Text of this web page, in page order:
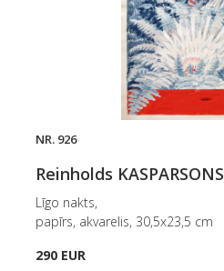
NR. 926
Reinholds KASPARSONS
Līgo nakts,
papīrs, akvarelis, 30,5x23,5 cm
290 EUR